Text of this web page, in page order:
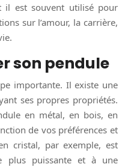
il est souvent utilisé pour
sur l’amour, la carrière,
son pendule
importante. Il existe une
ses propres propriétés.
en métal, en bois, en
de vos préférences et
cristal, par exemple, est
plus puissante et à une